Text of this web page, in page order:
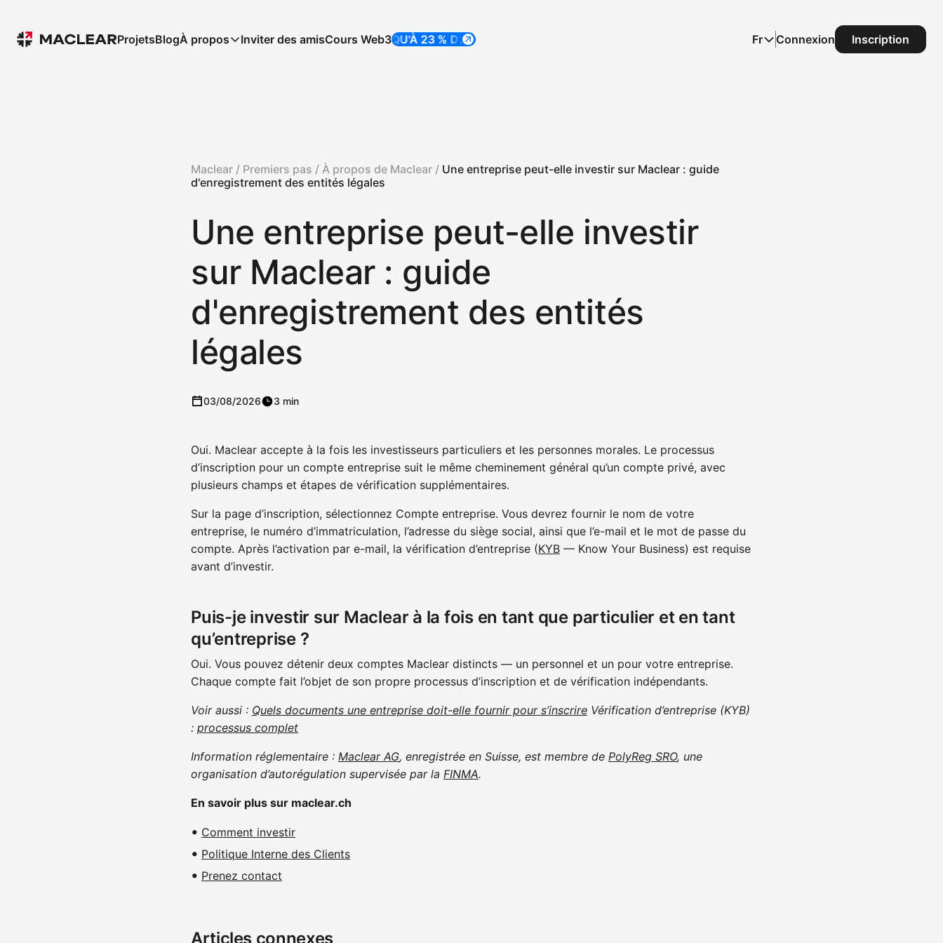
ProjetsBlogÀ propos Inviter des amisCours Web3
JUSQU'À 23 % D'APR Fr Connexion Inscription
Maclear / Premiers pas / À propos de Maclear / Une entreprise peut-elle investir sur Maclear : guide
d'enregistrement des entités légales
Une entreprise peut-elle investir
sur Maclear : guide
d'enregistrement des entités
légales
03/08/2026 3 min
Oui. Maclear accepte à la fois les investisseurs particuliers et les personnes morales. Le processus
d’inscription pour un compte entreprise suit le même cheminement général qu’un compte privé, avec
plusieurs champs et étapes de vérification supplémentaires.
Sur la page d’inscription, sélectionnez Compte entreprise. Vous devrez fournir le nom de votre
entreprise, le numéro d’immatriculation, l’adresse du siège social, ainsi que l’e-mail et le mot de passe du
compte. Après l’activation par e-mail, la vérification d’entreprise (KYB — Know Your Business) est requise
avant d’investir.
Puis-je investir sur Maclear à la fois en tant que particulier et en tant
qu’entreprise ?
Oui. Vous pouvez détenir deux comptes Maclear distincts — un personnel et un pour votre entreprise.
Chaque compte fait l’objet de son propre processus d’inscription et de vérification indépendants.
Voir aussi : Quels documents une entreprise doit-elle fournir pour s’inscrire Vérification d’entreprise (KYB)
: processus complet
Information réglementaire : Maclear AG, enregistrée en Suisse, est membre de PolyReg SRO, une
organisation d’autorégulation supervisée par la FINMA.
En savoir plus sur maclear.ch
Comment investir
Politique Interne des Clients
Prenez contact
Articles connexes